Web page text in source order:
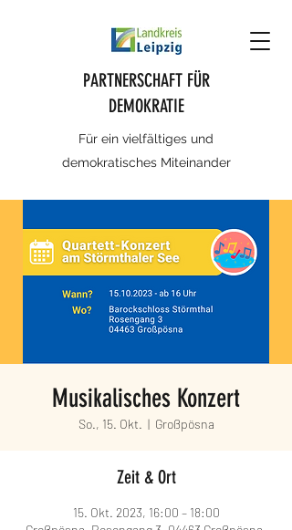
PARTNERSCHAFT FÜR
DEMOKRATIE
Für ein vielfältiges und
demokratisches Miteinander
Musikalisches Konzert
So., 15. Okt.
  |
Großpösna
Zeit & Ort
15. Okt. 2023, 16:00 – 18:00